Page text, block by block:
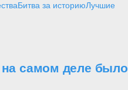
Битва за историюЛучшие
на самом деле было